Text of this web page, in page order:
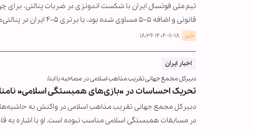
تیم ملی فوتسال ایران با شکست اندونزی در ضربات پنالتی،
قانونی و اضافه ۵–۵ مساوی شده بود، با برتری ۵–۴ ایران در پنالتی‌ها…
خبر ۱۴۰۴-۱۱-۱۸ ۱۸:۳۶
اخبار ایران
دبیرکل مجمع جهانی تقریب مذاهب اسلامی در مصاحبه با ابنا:
تحریک احساسات در «بازی‌های همبستگی اسلامی»
دبیرکل مجمع جهانی تقریب مذاهب اسلامی در واکنش به
در مسابقات همبستگی اسلامی مناسب نبوده است. او با اشاره به